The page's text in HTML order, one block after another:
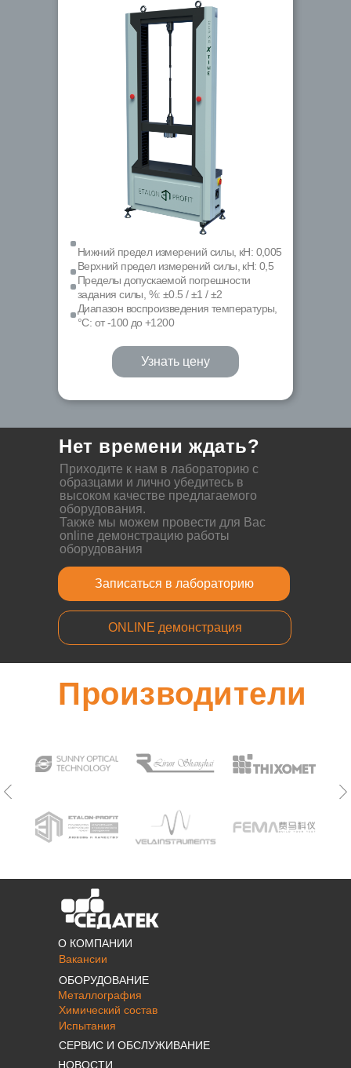
Нижний предел измерений силы, кН: 0,005
Верхний предел измерений силы, кН: 0,5
Пределы допускаемой погрешности
задания силы, %: ±0.5 / ±1 / ±2
Диапазон воспроизведения температуры,
°С: от -100 до +1200
Узнать цену
Нет времени ждать?
Записаться в лабораторию
ONLINE демонстрация
Приходите к нам в лабораторию с
образцами и лично убедитесь в
высоком качестве предлагаемого
оборудования.
Также мы можем провести для Вас
online демонстрацию работы
оборудования
Производители
О КОМПАНИИ
Вакансии
Металлография
Химический состав
Испытания
ОБОРУДОВАНИЕ
СЕРВИС И ОБСЛУЖИВАНИЕ
НОВОСТИ